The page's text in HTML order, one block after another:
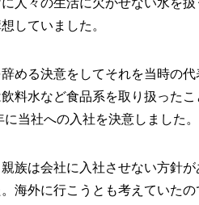
人々の生活に欠かせない水を
していました。
める決意をしてそれを当時の
飲料水など食品系を取り扱った
当社への入社を決意しました。
族は会社に入社させない方針
海外に行こうとも考えていた